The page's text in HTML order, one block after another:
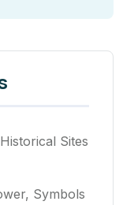
Sites
Symbols